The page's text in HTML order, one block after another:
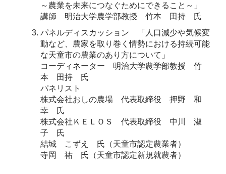
～農業を未来につなぐためにできること～」
講師 明治大学農学部教授 竹本 田持 氏
パネルディスカッション 「人口減少や気候変
動など、農家を取り巻く情勢における持続可能
な天童市の農業のあり方について」
コーディネーター 明治大学農学部教授 竹
本 田持 氏
パネリスト
株式会社おしの農場 代表取締役 押野 和
幸 氏
株式会社ＫＥＬＯＳ 代表取締役 中川 淑
子 氏
結城 こずえ 氏（天童市認定農業者）
寺岡 祐 氏（天童市認定新規就農者）